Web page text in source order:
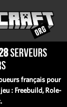
serveurs
français pour
: Freebuild, Role-